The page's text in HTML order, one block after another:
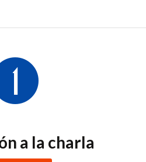
a la charla